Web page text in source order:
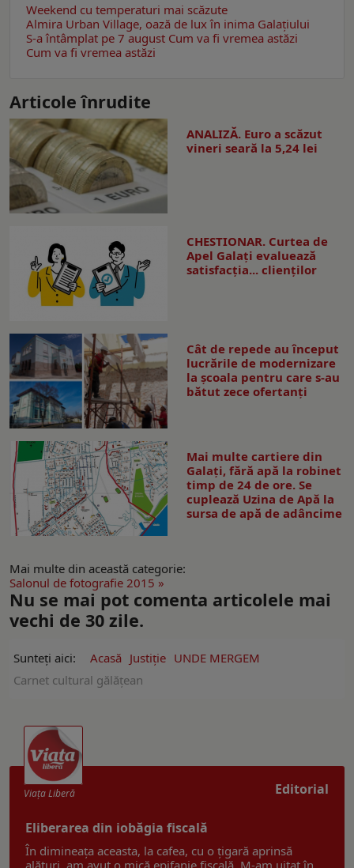
Weekend cu temperaturi mai scăzute
Almira Urban Village, oază de lux în inima Galațiului
S-a întâmplat pe 7 august Cum va fi vremea astăzi
Cum va fi vremea astăzi
Articole înrudite
ANALIZĂ. Euro a scăzut
vineri seară la 5,24 lei
CHESTIONAR. Curtea de
Apel Galați evaluează
satisfacția... clienților
Cât de repede au început
lucrările de modernizare
la şcoala pentru care s-au
bătut zece ofertanţi
Mai multe cartiere din
Galați, fără apă la robinet
timp de 24 de ore. Se
cuplează Uzina de Apă la
sursa de apă de adâncime
Mai multe din această categorie:
Salonul de fotografie 2015 »
Nu se mai pot comenta articolele mai
vechi de 30 zile.
Sunteți aici: Acasă Justiție UNDE MERGEM
Carnet cultural gălățean
Editorial
Viaţa Liberă
Eliberarea din iobăgia fiscală
În dimineața aceasta, la cafea, cu o țigară aprinsă
alături, am avut o mică epifanie fiscală. M-am uitat în